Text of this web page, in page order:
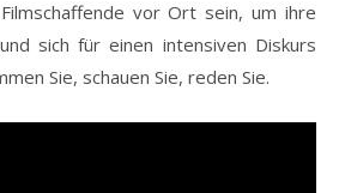
vor Ort sein, um ihre
sich für einen intensiven Diskurs
Sie, schauen Sie, reden Sie.